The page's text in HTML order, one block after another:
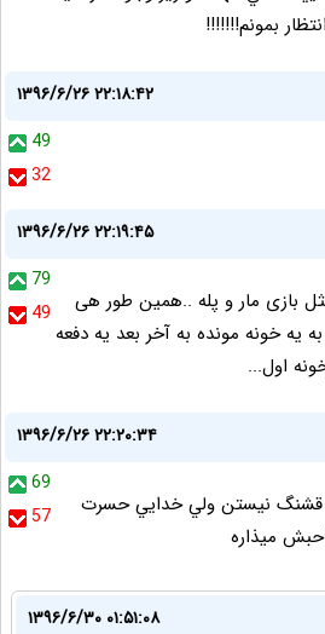
بمونم!!!!!!!
۱۳۹۶/۶/۲۶ ۲۲:۱۸:۴۲
49
32
۱۳۹۶/۶/۲۶ ۲۲:۱۹:۴۵
79
49
بازی مار و پله ..همین طور هی
یه خونه مونده به آخر بعد یه دفعه
اول...
۱۳۹۶/۶/۲۶ ۲۲:۲۰:۳۴
69
57
قشنگ نيستن ولي خدايي حسرت
ميذاره
۱۳۹۶/۶/۳۰ ۰۱:۵۱:۰۸